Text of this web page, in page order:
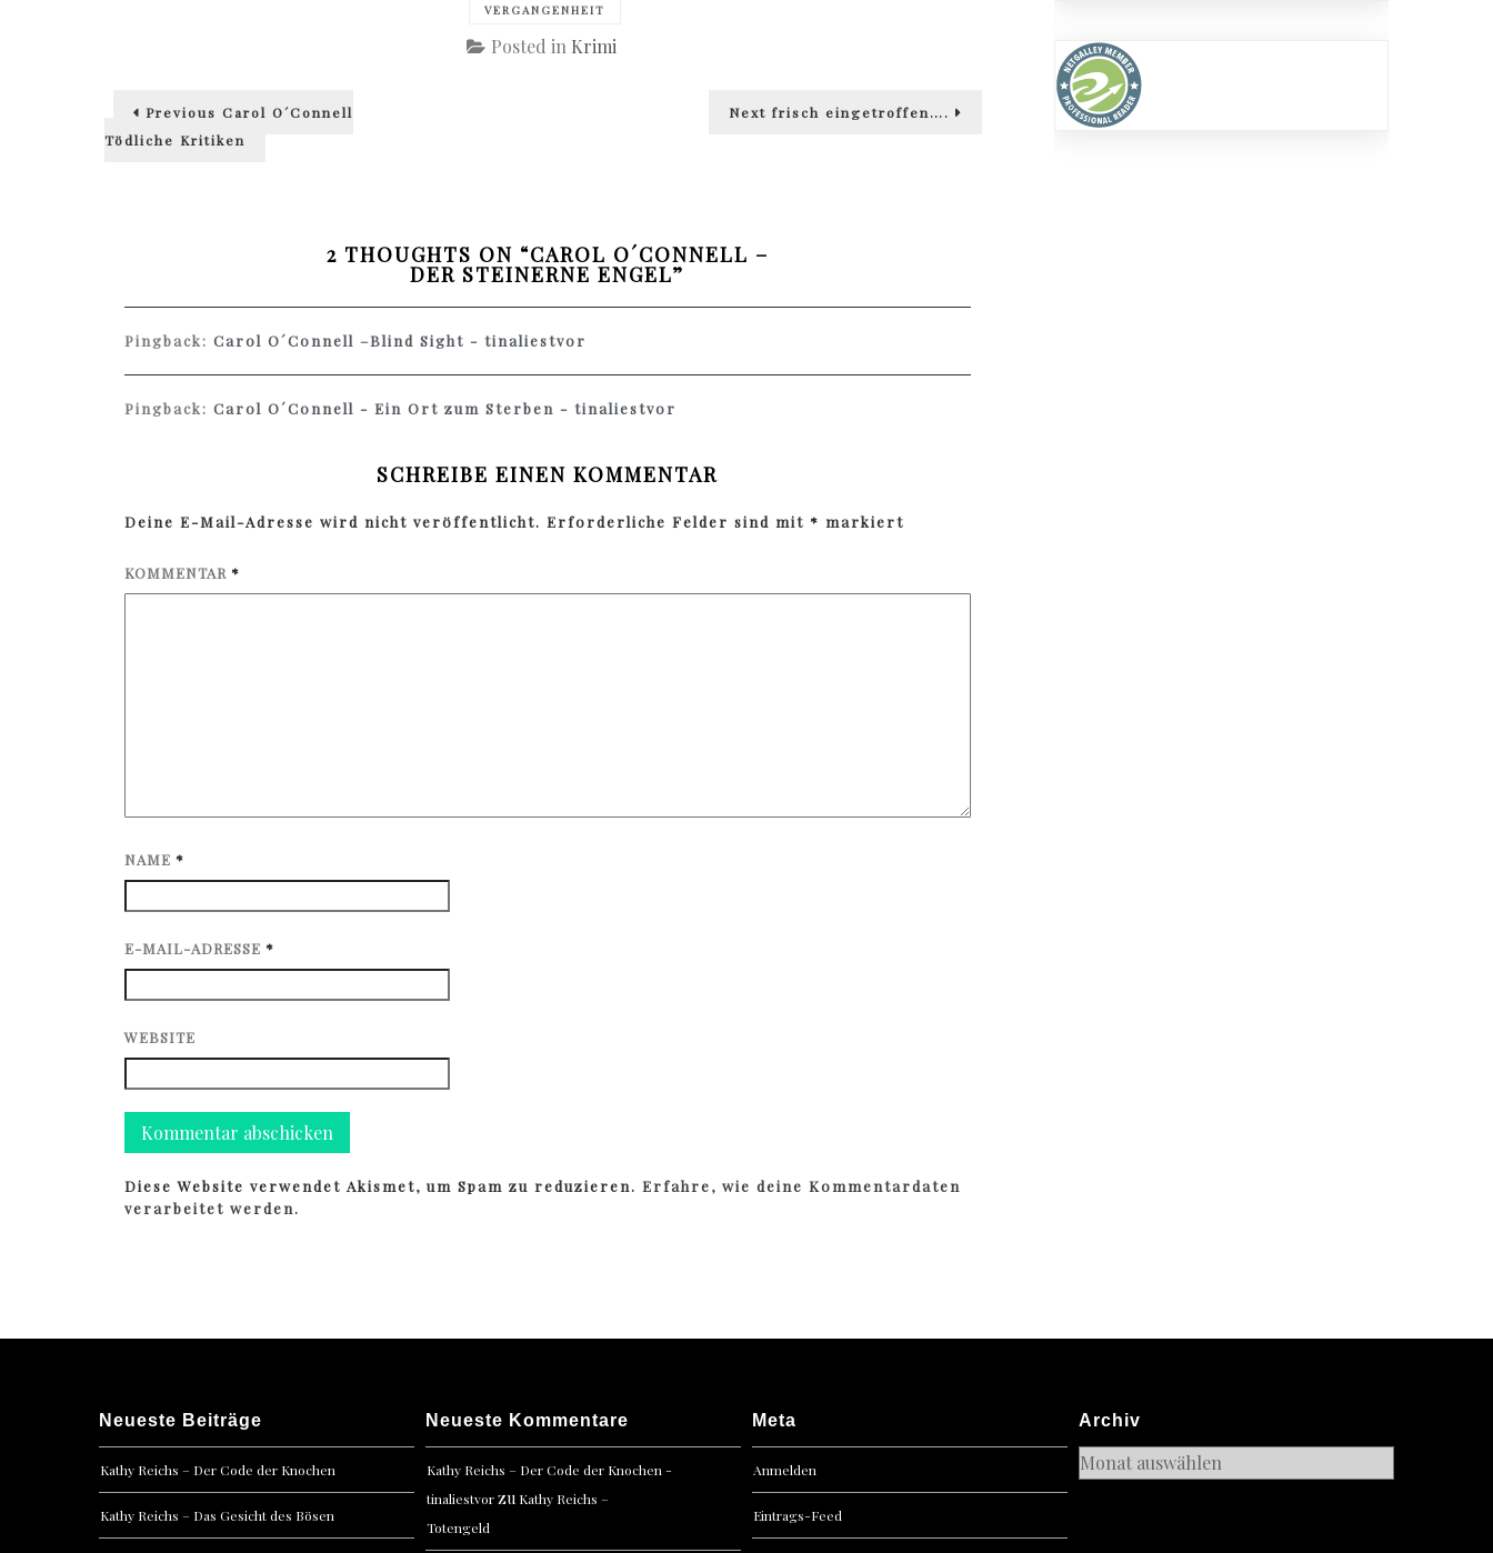
VERGANGENHEIT
Posted in Krimi
Beitragsnavigation
Previous Previous
Carol O´Connell
Tödliche Kritiken
Next Next
frisch eingetroffen….
2 THOUGHTS ON “CAROL O´CONNELL –
DER STEINERNE ENGEL”
Pingback:Carol O´Connell –Blind Sight - tinaliestvor
Pingback:Carol O´Connell - Ein Ort zum Sterben - tinaliestvor
SCHREIBE EINEN KOMMENTAR
Deine E-Mail-Adresse wird nicht veröffentlicht. Erforderliche Felder sind mit * markiert
KOMMENTAR *
NAME *
E-MAIL-ADRESSE *
WEBSITE
Diese Website verwendet Akismet, um Spam zu reduzieren.Erfahre, wie deine Kommentardaten
verarbeitet werden.
Neueste Beiträge
Kathy Reichs – Der Code der Knochen
Kathy Reichs – Das Gesicht des Bösen
Neueste Kommentare
Kathy Reichs – Der Code der Knochen -
tinaliestvorzu Kathy Reichs –
Totengeld
Meta
Anmelden
Eintrags-Feed
Archiv
Archiv